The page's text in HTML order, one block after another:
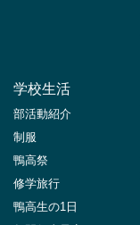
学校生活
部活動紹介
制服
鴨高祭
修学旅行
鴨高生の1日